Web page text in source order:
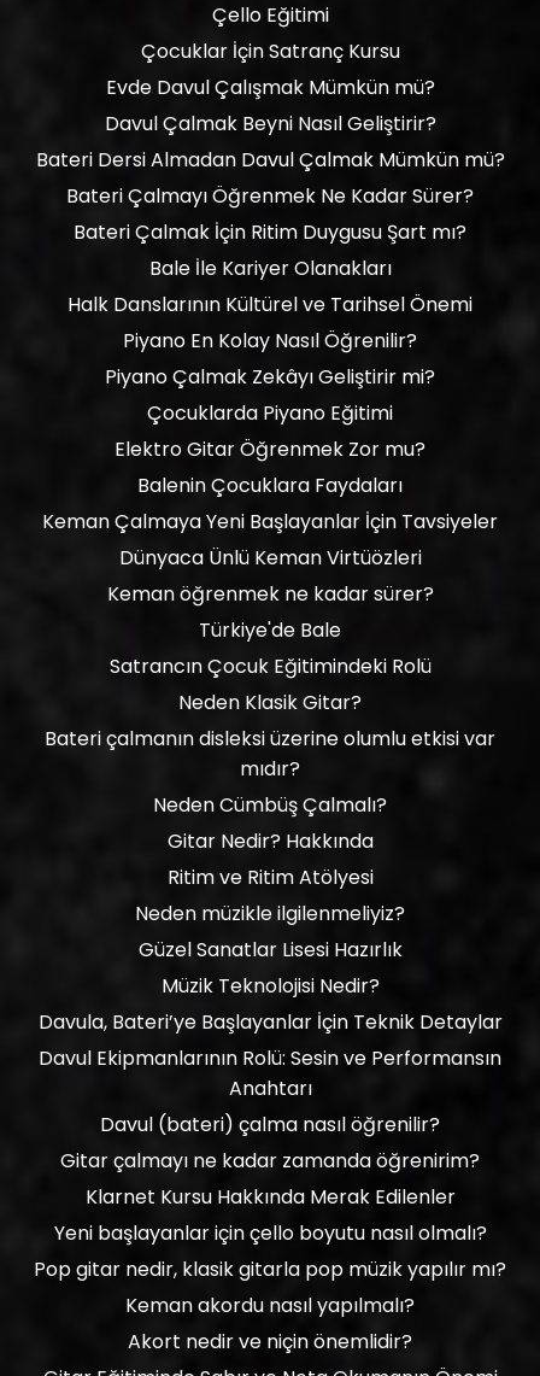
Çello Eğitimi
Çocuklar İçin Satranç Kursu
Evde Davul Çalışmak Mümkün mü?
Davul Çalmak Beyni Nasıl Geliştirir?
Bateri Dersi Almadan Davul Çalmak Mümkün mü?
Bateri Çalmayı Öğrenmek Ne Kadar Sürer?
Bateri Çalmak İçin Ritim Duygusu Şart mı?
Bale İle Kariyer Olanakları
Halk Danslarının Kültürel ve Tarihsel Önemi
Piyano En Kolay Nasıl Öğrenilir?
Piyano Çalmak Zekâyı Geliştirir mi?
Çocuklarda Piyano Eğitimi
Elektro Gitar Öğrenmek Zor mu?
Balenin Çocuklara Faydaları
Keman Çalmaya Yeni Başlayanlar İçin Tavsiyeler
Dünyaca Ünlü Keman Virtüözleri
Keman öğrenmek ne kadar sürer?
Türkiye'de Bale
Satrancın Çocuk Eğitimindeki Rolü
Neden Klasik Gitar?
Bateri çalmanın disleksi üzerine olumlu etkisi var
mıdır?
Neden Cümbüş Çalmalı?
Gitar Nedir? Hakkında
Ritim ve Ritim Atölyesi
Neden müzikle ilgilenmeliyiz?
Güzel Sanatlar Lisesi Hazırlık
Müzik Teknolojisi Nedir?
Davula, Bateri’ye Başlayanlar İçin Teknik Detaylar
Davul Ekipmanlarının Rolü: Sesin ve Performansın
Anahtarı
Davul (bateri) çalma nasıl öğrenilir?
Gitar çalmayı ne kadar zamanda öğrenirim?
Klarnet Kursu Hakkında Merak Edilenler
Yeni başlayanlar için çello boyutu nasıl olmalı?
Pop gitar nedir, klasik gitarla pop müzik yapılır mı?
Keman akordu nasıl yapılmalı?
Akort nedir ve niçin önemlidir?